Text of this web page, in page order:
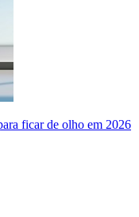
ficar de olho em 2026